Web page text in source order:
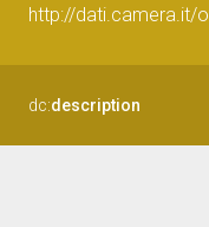
http://dati.camera.it/
dc:description